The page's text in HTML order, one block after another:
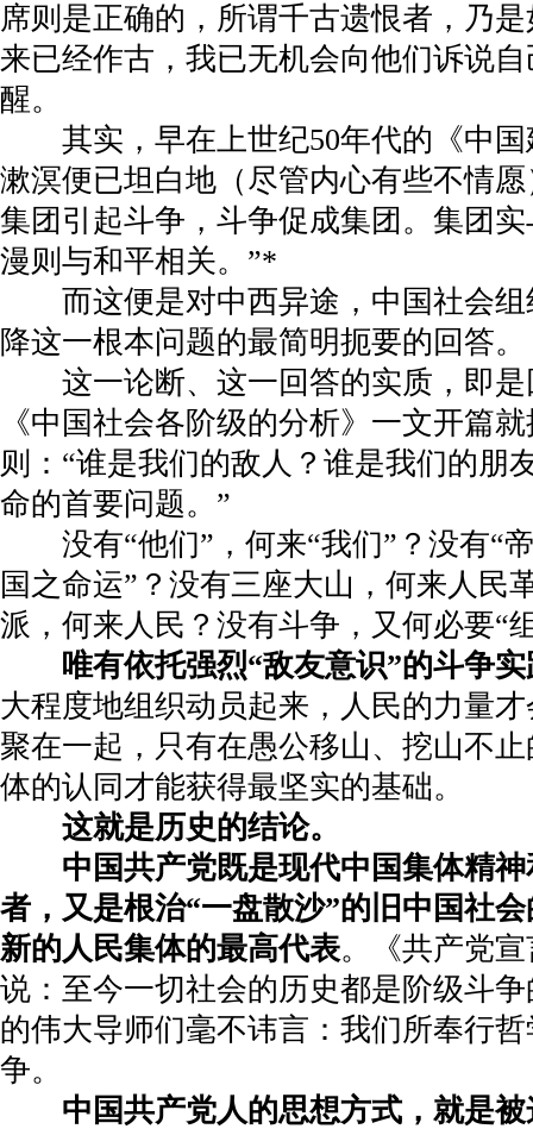
席则是正确的，所谓千古遗恨者，乃
来已经作古，我已无机会向他们诉说
醒。
其实，早在上世纪50年代的《中
漱溟便已坦白地（尽管内心有些不情
集团引起斗争，斗争促成集团。集团
漫则与和平相关。”*
而这便是对中西异途，中国社会组
降这一根本问题的最简明扼要的回答。
这一论断、这一回答的实质，即是
《中国社会各阶级的分析》一文开篇
则：“谁是我们的敌人？谁是我们的朋
命的首要问题。”
没有“他们”，何来“我们”？没有“
国之命运”？没有三座大山，何来人民
派，何来人民？没有斗争，又何必要“
唯有依托强烈“敌友意识”的斗争实
大程度地组织动员起来，人民的力量
聚在一起，只有在愚公移山、挖山不
体的认同才能获得最坚实的基础。
这就是历史的结论。
中国共产党既是现代中国集体精
者，又是根治“一盘散沙”的旧中国社
新的人民集体的最高代表。《共产党
说：至今一切社会的历史都是阶级斗
的伟大导师们毫不讳言：我们所奉行
争。
中国共产党人的思想方式，就是